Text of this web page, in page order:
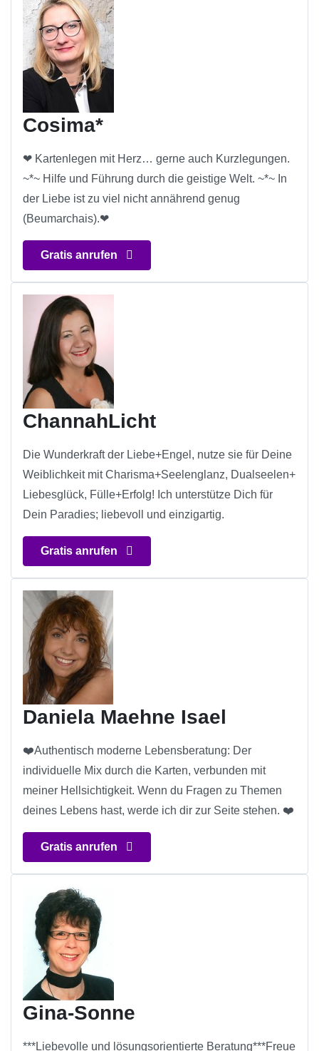
Cosima*
❤ Kartenlegen mit Herz… gerne auch Kurzlegungen.
~*~ Hilfe und Führung durch die geistige Welt. ~*~ In
der Liebe ist zu viel nicht annährend genug
(Beumarchais).❤
Gratis anrufen
ChannahLicht
Die Wunderkraft der Liebe+Engel, nutze sie für Deine
Weiblichkeit mit Charisma+Seelenglanz, Dualseelen+
Liebesglück, Fülle+Erfolg! Ich unterstütze Dich für
Dein Paradies; liebevoll und einzigartig.
Gratis anrufen
Daniela Maehne Isael
❤️Authentisch moderne Lebensberatung: Der
individuelle Mix durch die Karten, verbunden mit
meiner Hellsichtigkeit. Wenn du Fragen zu Themen
deines Lebens hast, werde ich dir zur Seite stehen. ❤️
Gratis anrufen
Gina-Sonne
***Liebevolle und lösungsorientierte Beratung***Freue